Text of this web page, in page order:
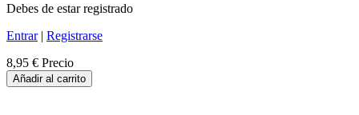
Debes de estar registrado
Entrar| Registrarse
8,95 € Precio
Añadir al carrito